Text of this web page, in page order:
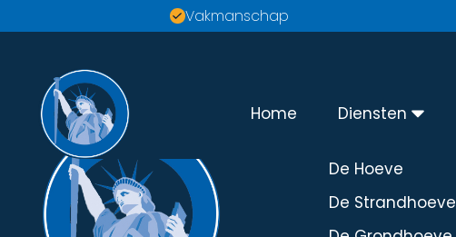
Vakmanschap
Home Diensten
De Hoeve
De Strandhoeve